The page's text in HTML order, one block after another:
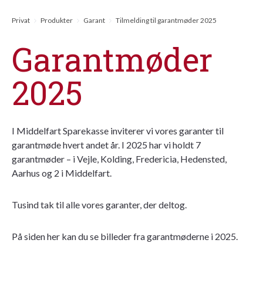
Privat Produkter Garant Tilmelding til garantmøder 2025
Garantmøder
2025
I Middelfart Sparekasse inviterer vi vores garanter til
garantmøde hvert andet år. I 2025 har vi holdt 7
garantmøder – i Vejle, Kolding, Fredericia, Hedensted,
Aarhus og 2 i Middelfart.
Tusind tak til alle vores garanter, der deltog.
På siden her kan du se billeder fra garantmøderne i 2025.